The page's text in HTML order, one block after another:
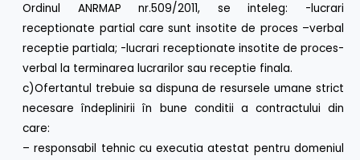
Ordinul ANRMAP nr.509/2011, se inteleg: -lucrari
receptionate partial care sunt insotite de proces –verbal
receptie partiala; -lucrari receptionate insotite de proces-
verbal la terminarea lucrarilor sau receptie finala.
c)Ofertantul trebuie sa dispuna de resursele umane strict
necesare îndeplinirii în bune conditii a contractului din
care:
– responsabil tehnic cu executia atestat pentru domeniul